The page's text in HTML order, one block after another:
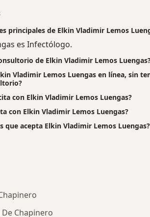
principales de Elkin Vladimir Lemos
es Infectólogo.
de Elkin Vladimir Lemos
Vladimir Lemos Luengas en línea, sin
con Elkin Vladimir Lemos Luengas?
con Elkin Vladimir Lemos Luengas?
que acepta Elkin Vladimir Lemos Luengas?
Chapinero